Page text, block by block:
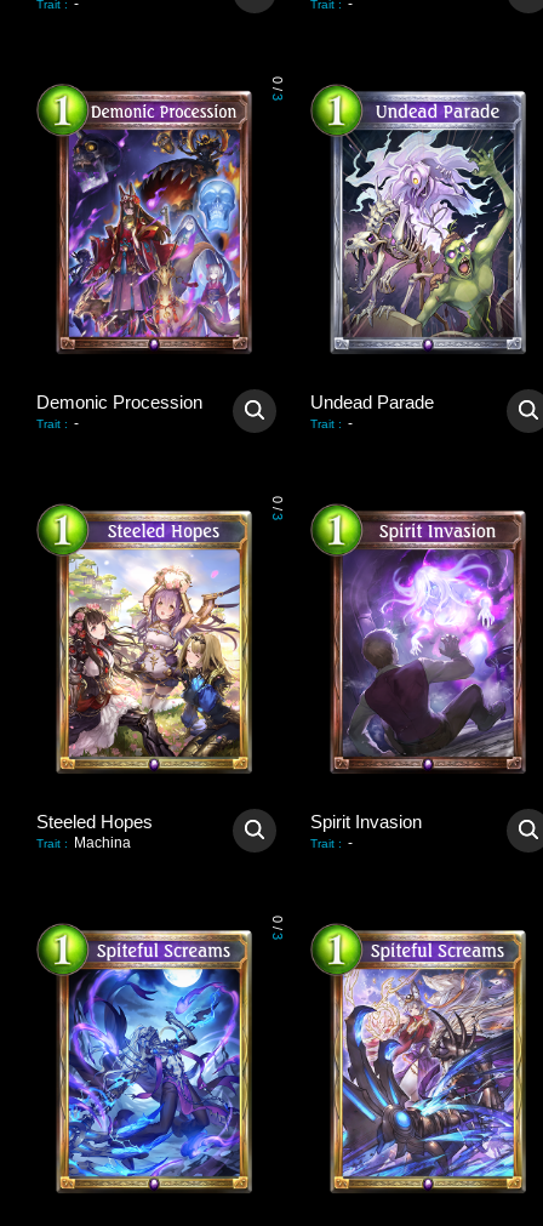
Trait : - Trait : -
0
/
3
Demonic Procession
Trait : -
Undead Parade
Trait : -
0
/
3
Steeled Hopes
Trait : Machina
Spirit Invasion
Trait : -
0
/
3